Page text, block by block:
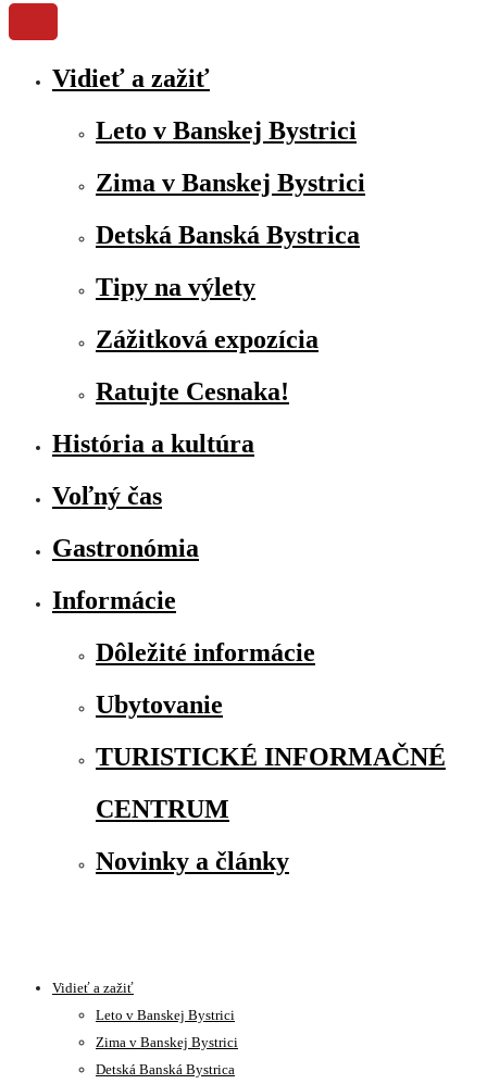
Vidieť a zažiť
Leto v Banskej Bystrici
Zima v Banskej Bystrici
Detská Banská Bystrica
Tipy na výlety
Zážitková expozícia
Ratujte Cesnaka!
História a kultúra
Voľný čas
Gastronómia
Informácie
Dôležité informácie
Ubytovanie
TURISTICKÉ INFORMAČNÉ
CENTRUM
Novinky a články
Vidieť a zažiť
Leto v Banskej Bystrici
Zima v Banskej Bystrici
Detská Banská Bystrica